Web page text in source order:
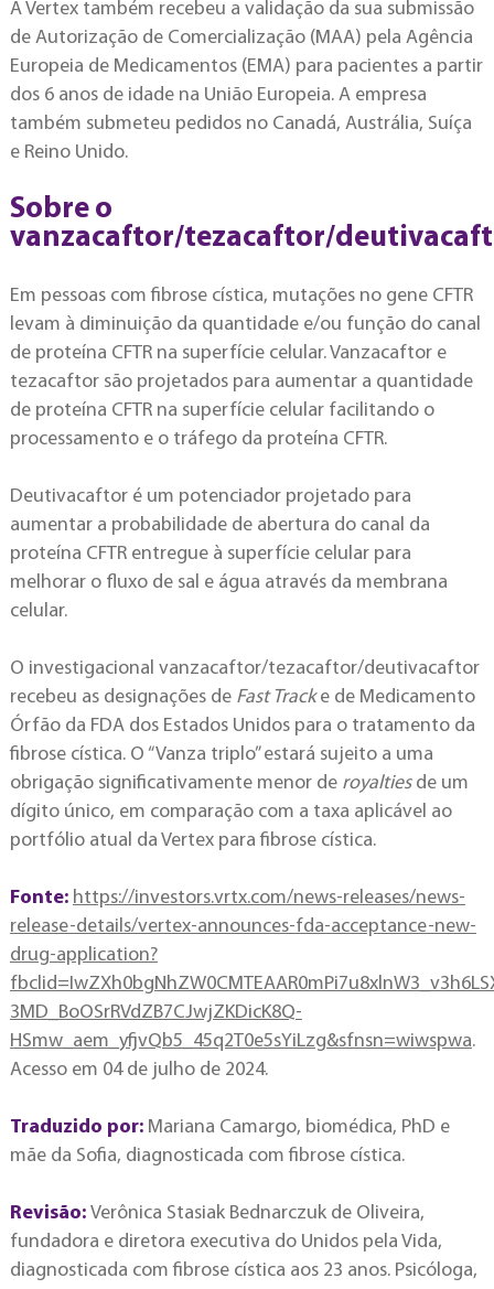
A Vertex também recebeu a validação da sua submissão
de Autorização de Comercialização (MAA) pela Agência
Europeia de Medicamentos (EMA) para pacientes a partir
dos 6 anos de idade na União Europeia. A empresa
também submeteu pedidos no Canadá, Austrália, Suíça
e Reino Unido.
Sobre o
vanzacaftor/tezacaftor/
Em pessoas com fibrose cística, mutações no gene CFTR
levam à diminuição da quantidade e/ou função do canal
de proteína CFTR na superfície celular. Vanzacaftor e
tezacaftor são projetados para aumentar a quantidade
de proteína CFTR na superfície celular facilitando o
processamento e o tráfego da proteína CFTR.
Deutivacaftor é um potenciador projetado para
aumentar a probabilidade de abertura do canal da
proteína CFTR entregue à superfície celular para
melhorar o fluxo de sal e água através da membrana
celular.
O investigacional vanzacaftor/tezacaftor/deutivacaftor
recebeu as designações de Fast Tracke de Medicamento
Órfão da FDA dos Estados Unidos para o tratamento da
fibrose cística. O “Vanza triplo” estará sujeito a uma
obrigação significativamente menor de royaltiesde um
dígito único, em comparação com a taxa aplicável ao
portfólio atual da Vertex para fibrose cística.
Fonte: https://investors.vrtx.com/news-releases/news-
release-details/vertex-announces-fda-acceptance-new-
drug-application?
3MD_BoOSrRVdZB7CJwjZKDicK8Q-
HSmw_aem_yfjvQb5_45q2T0e5sYiLzg&sfnsn=wiwspwa.
Acesso em 04 de julho de 2024.
Traduzido por:Mariana Camargo, biomédica, PhD e
mãe da Sofia, diagnosticada com fibrose cística.
Revisão: Verônica Stasiak Bednarczuk de Oliveira,
fundadora e diretora executiva do Unidos pela Vida,
diagnosticada com fibrose cística aos 23 anos. Psicóloga,